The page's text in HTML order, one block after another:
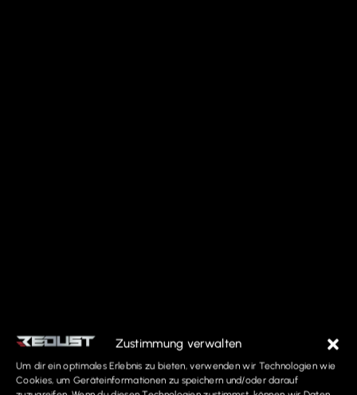
Zustimmung verwalten
Um dir ein optimales Erlebnis zu bieten, verwenden wir Technologien wie
Cookies, um Geräteinformationen zu speichern und/oder darauf